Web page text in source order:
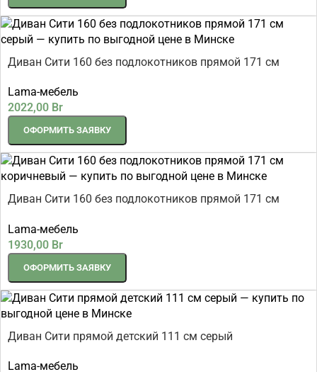
Диван Сити 160 без подлокотников прямой 171 см
Lama-мебель
2022,00 Br
ОФОРМИТЬ ЗАЯВКУ
Диван Сити 160 без подлокотников прямой 171 см
Lama-мебель
1930,00 Br
ОФОРМИТЬ ЗАЯВКУ
Диван Сити прямой детский 111 см серый
Lama-мебель